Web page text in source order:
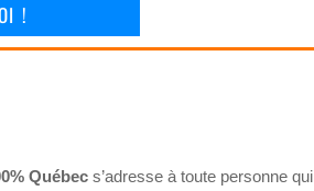
!
Québec s’adresse à toute personne qui